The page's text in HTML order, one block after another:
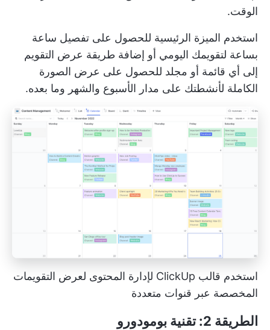
الوقت.
استخدم الميزة الرئيسية للحصول على تفصيل ساعة
بساعة لتقويمك اليومي أو إضافة طريقة عرض التقويم
إلى أي قائمة أو مجلد للحصول على عرض الصورة
الكاملة لأنشطتك على مدار الأسبوع والشهر وما بعده.
استخدم قالب ClickUp لإدارة المحتوى لعرض التقويمات
المخصصة عبر قنوات متعددة
الطريقة 2: تقنية بومودورو